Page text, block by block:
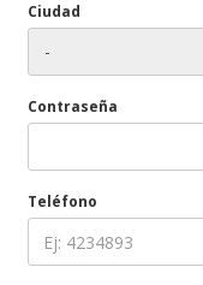
Ciudad
Contraseña
Teléfono